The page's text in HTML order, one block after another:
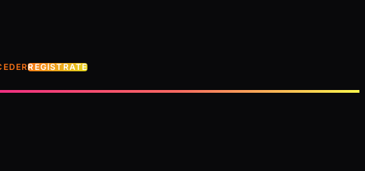
REGÍSTRATE